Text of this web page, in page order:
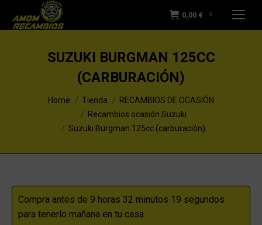
0,00 € 0
SUZUKI BURGMAN 125CC
(CARBURACIÓN)
You are here:Home Tienda
RECAMBIOS DE OCASIÓN
Recambios ocasión Suzuki
Suzuki Burgman 125cc (carburación)
Compra antes de 9 horas 32 minutos 19 segundos
para tenerlo mañana en tu casa